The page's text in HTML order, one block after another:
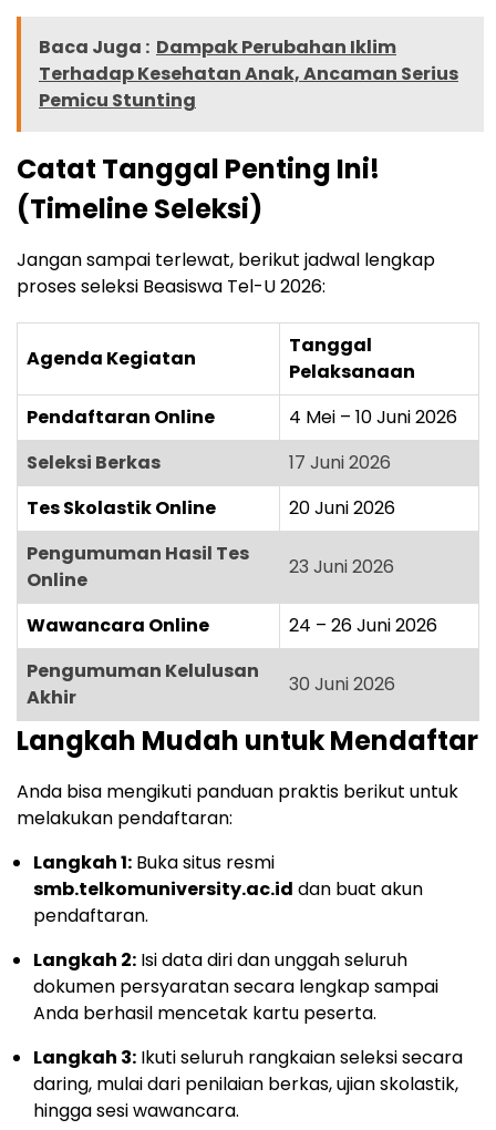
Baca Juga : Dampak Perubahan Iklim
Terhadap Kesehatan Anak, Ancaman Serius
Pemicu Stunting
Catat Tanggal Penting Ini!
(Timeline Seleksi)
Jangan sampai terlewat, berikut jadwal lengkap
proses seleksi Beasiswa Tel-U 2026:
Agenda Kegiatan
Tanggal
Pelaksanaan
Pendaftaran Online
4 Mei – 10 Juni 2026
Seleksi Berkas
17 Juni 2026
Tes Skolastik Online
20 Juni 2026
Pengumuman Hasil Tes
Online
23 Juni 2026
Wawancara Online
24 – 26 Juni 2026
Pengumuman Kelulusan
Akhir
30 Juni 2026
Langkah Mudah untuk Mendaftar
Anda bisa mengikuti panduan praktis berikut untuk
melakukan pendaftaran:
Langkah 1: Buka situs resmi
smb.telkomuniversity.ac.id dan buat akun
pendaftaran.
Langkah 2: Isi data diri dan unggah seluruh
dokumen persyaratan secara lengkap sampai
Anda berhasil mencetak kartu peserta.
Langkah 3: Ikuti seluruh rangkaian seleksi secara
daring, mulai dari penilaian berkas, ujian skolastik,
hingga sesi wawancara.